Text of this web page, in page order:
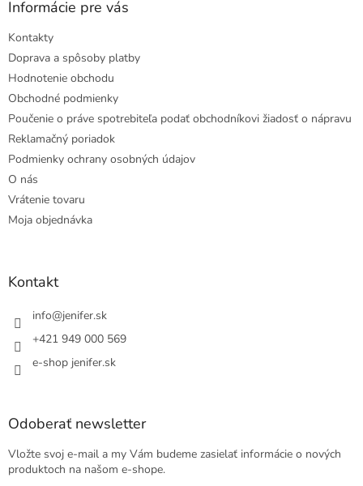
Informácie pre vás
Kontakty
Doprava a spôsoby platby
Hodnotenie obchodu
Obchodné podmienky
Poučenie o práve spotrebiteľa podať obchodníkovi žiadosť o nápravu
Reklamačný poriadok
Podmienky ochrany osobných údajov
O nás
Vrátenie tovaru
Moja objednávka
Kontakt
info@jenifer.sk
+421 949 000 569
e-shop jenifer.sk
Odoberať newsletter
Vložte svoj e-mail a my Vám budeme zasielať informácie o nových
produktoch na našom e-shope.